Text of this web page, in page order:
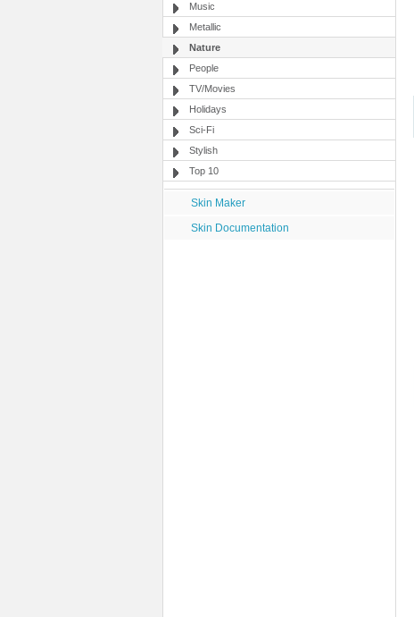
Music
Metallic
Nature
People
TV/Movies
Holidays
Sci-Fi
Stylish
Top 10
Skin Maker
Skin Documentation